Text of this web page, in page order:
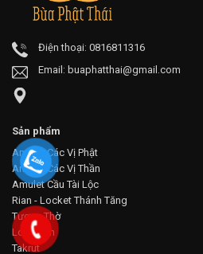
Điện thoại: 0816811316
Email: buaphatthai@gmail.com
Sản phẩm
Amulet Các Vị Phật
Amulet Các Vị Thần
Amulet Cầu Tài Lộc
Rian - Locket Thánh Tăng
Tượng Thờ
Loop Om
Takrut